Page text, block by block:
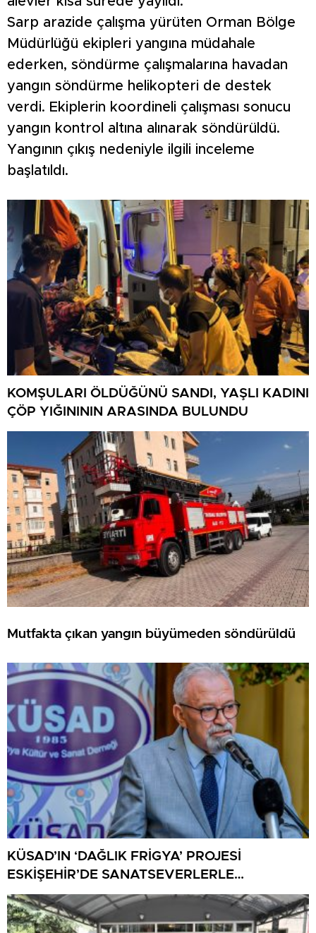
Sarp arazide çalışma yürüten Orman Bölge
Müdürlüğü ekipleri yangına müdahale
ederken, söndürme çalışmalarına havadan
yangın söndürme helikopteri de destek
verdi. Ekiplerin koordineli çalışması sonucu
yangın kontrol altına alınarak söndürüldü.
Yangının çıkış nedeniyle ilgili inceleme
başlatıldı.
KOMŞULARI ÖLDÜĞÜNÜ SANDI, YAŞLI KADINI
ÇÖP YIĞINININ ARASINDA BULUNDU
Mutfakta çıkan yangın büyümeden söndürüldü
KÜSAD’IN ‘DAĞLIK FRİGYA’ PROJESİ
ESKİŞEHİR’DE SANATSEVERLERLE
BULUŞUYOR